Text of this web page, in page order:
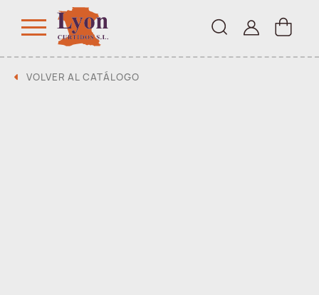
VOLVER AL CATÁLOGO